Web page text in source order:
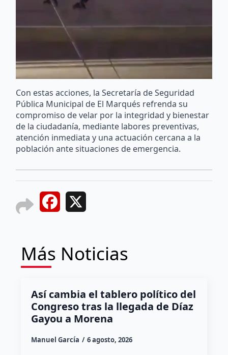
Con estas acciones, la Secretaría de Seguridad
Pública Municipal de El Marqués refrenda su
compromiso de velar por la integridad y bienestar
de la ciudadanía, mediante labores preventivas,
atención inmediata y una actuación cercana a la
población ante situaciones de emergencia.
Facebook
Más Noticias
Así cambia el tablero político del
Congreso tras la llegada de Díaz
Gayou a Morena
Manuel García 6 agosto, 2026